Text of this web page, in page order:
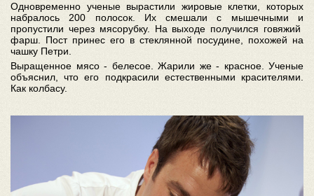
Одновременно ученые вырастили жировые клетки, которых
набралось 200 полосок. Их смешали с мышечными и
пропустили через мясорубку. На выходе получился говяжий
фарш. Пост принес его в стеклянной посудине, похожей на
чашку Петри.
Выращенное мясо - белесое. Жарили же - красное. Ученые
объяснил, что его подкрасили естественными красителями.
Как колбасу.